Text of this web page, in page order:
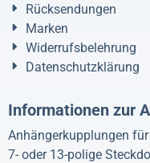
Rücksendungen
Marken
Widerrufsbelehrung
Datenschutzklärung
Informationen zur
Anhängerkupplungen für
7- oder 13-polige